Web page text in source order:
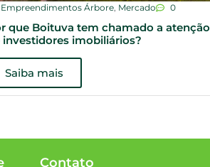
Empreendimentos Árbore Mercado 0
que Boituva tem chamado a atenção
investidores imobiliários?
Saiba mais
Contato